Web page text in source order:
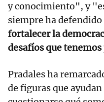
y conocimiento", y
siempre ha
fortalecer la
desafíos que
Pradales ha
de figuras que